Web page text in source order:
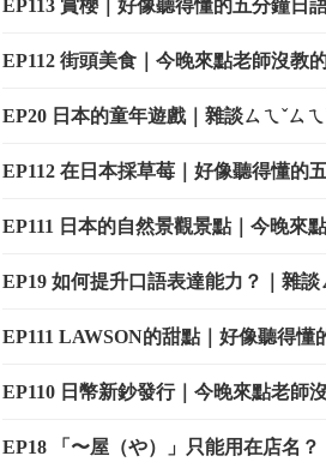
EP113 賞櫻｜好像聽得懂的五分鐘日
EP112 街頭美食｜今晚來點老師沒教
EP20 日本的童年遊戲｜雜談ㄙㄟˇㄙㄟ
EP112 在日本採草莓｜好像聽得懂的
EP111 日本的自然景觀景點｜今晚來
EP19 如何提升口語表達能力？｜雜談
EP111 LAWSON的甜點｜好像聽得懂
EP110 日幣新鈔發行｜今晚來點老師
EP18 「〜屋（や）」只能用在店名？